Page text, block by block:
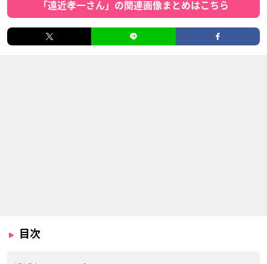
「遠近孝一さん」の関連画像まとめはこちら
目次